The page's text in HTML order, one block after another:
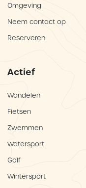
Omgeving
Neem contact op
Reserveren
Actief
Wandelen
Fietsen
Zwemmen
Watersport
Golf
Wintersport